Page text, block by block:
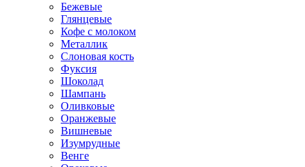
Бежевые
Глянцевые
Кофе с молоком
Металлик
Слоновая кость
Фуксия
Шоколад
Шампань
Оливковые
Оранжевые
Вишневые
Изумрудные
Венге